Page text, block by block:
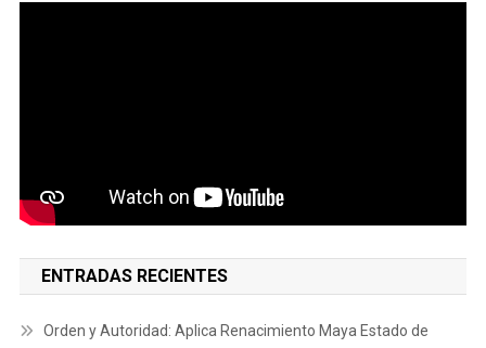
ENTRADAS RECIENTES
Orden y Autoridad: Aplica Renacimiento Maya Estado de